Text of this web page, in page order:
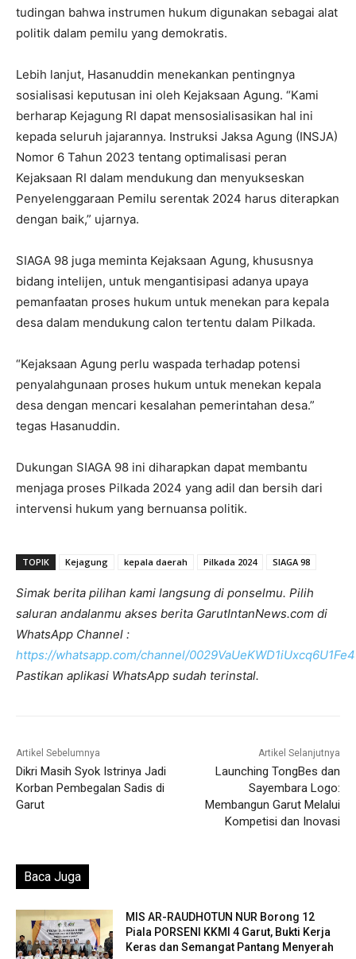
tudingan bahwa instrumen hukum digunakan sebagai alat
politik dalam pemilu yang demokratis.
Lebih lanjut, Hasanuddin menekankan pentingnya
sosialisasi keputusan ini oleh Kejaksaan Agung. “Kami
berharap Kejagung RI dapat mensosialisasikan hal ini
kepada seluruh jajarannya. Instruksi Jaksa Agung (INSJA)
Nomor 6 Tahun 2023 tentang optimalisasi peran
Kejaksaan RI dalam mendukung dan menyukseskan
Penyelenggaraan Pemilu serentak 2024 harus diterapkan
dengan baik,” ujarnya.
SIAGA 98 juga meminta Kejaksaan Agung, khususnya
bidang intelijen, untuk mengantisipasi adanya upaya
pemanfaatan proses hukum untuk menekan para kepala
desa dalam mendukung calon tertentu dalam Pilkada.
“Kejaksaan Agung perlu waspada terhadap potensi
penyalahgunaan proses hukum untuk menekan kepala
desa dengan mencari kesalahan pemerintahan desa.”
tegas Hasanuddin.
Dukungan SIAGA 98 ini diharapkan dapat membantu
menjaga proses Pilkada 2024 yang adil dan bersih dari
intervensi hukum yang bernuansa politik.
TOPIK Kejagung kepala daerah Pilkada 2024 SIAGA 98
Simak berita pilihan kami langsung di ponselmu. Pilih
saluran andalanmu akses berita GarutIntanNews.com di
WhatsApp Channel :
https://whatsapp.com/channel/
Pastikan aplikasi WhatsApp sudah terinstal.
Artikel Sebelumnya
Dikri Masih Syok Istrinya Jadi
Korban Pembegalan Sadis di
Garut
Artikel Selanjutnya
Launching TongBes dan
Sayembara Logo:
Membangun Garut Melalui
Kompetisi dan Inovasi
Baca Juga
MIS AR-RAUDHOTUN NUR Borong 12
Piala PORSENI KKMI 4 Garut, Bukti Kerja
Keras dan Semangat Pantang Menyerah